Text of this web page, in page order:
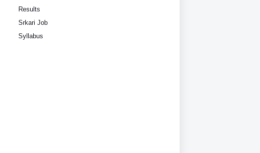
Results
Srkari Job
Syllabus